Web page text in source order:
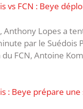
vs FCN : Beye
Anthony Lopes a
par le Suédois
FCN, Antoine
: Beye prépare